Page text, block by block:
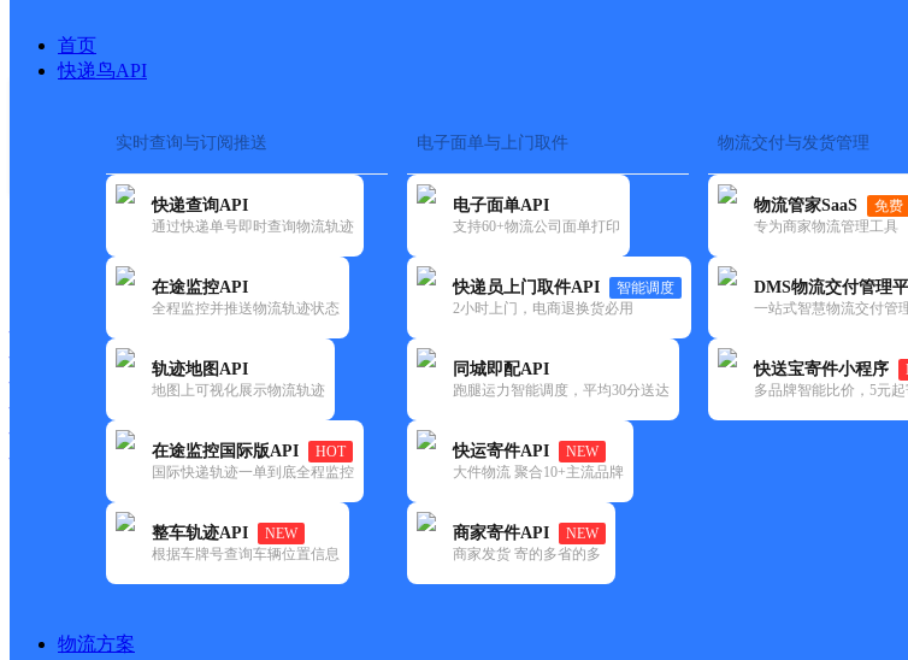
首页
快递鸟API
实时查询与订阅推送
快递查询API
通过快递单号即时查询物流轨迹
在途监控API
全程监控并推送物流轨迹状态
轨迹地图API
地图上可视化展示物流轨迹
在途监控国际版API
HOT
国际快递轨迹一单到底全程监控
整车轨迹API
NEW
根据车牌号查询车辆位置信息
电子面单与上门取件
电子面单API
支持60+物流公司面单打印
快递员上门取件API
智能调度
2小时上门，电商退换货必用
同城即配API
跑腿运力智能调度，平均30分送达
快运寄件API
NEW
大件物流 聚合10+主流品牌
商家寄件API
NEW
商家发货 寄的多省的多
物流交付与发货管理
物流管家SaaS
免费
专为商家物流管理工具
DMS物流交付管理
一站式智慧物流交付管
快送宝寄件小程序
多品牌智能比价，5元
物流方案
快递大全 > 快递网点
快递大全 快运大全
NEW
城市：泉州市 ✕ 地区：晋江市 ✕ 清空已选
地区:
不限 (3)